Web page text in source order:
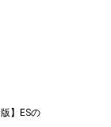
】ESの